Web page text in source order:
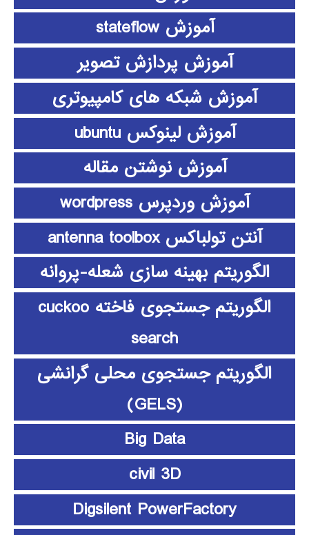
آموزش stateflow
آموزش پردازش تصویر
آموزش شبکه های کامپیوتری
آموزش لینوکس ubuntu
آموزش نوشتن مقاله
آموزش وردپرس wordpress
آنتن تولباکس antenna toolbox
الگوریتم بهینه سازی شعله-پروانه
الگوریتم جستجوی فاخته cuckoo
search
الگوریتم جستجوی محلی گرانشی
(GELS)
Big Data
civil 3D
Digsilent PowerFactory